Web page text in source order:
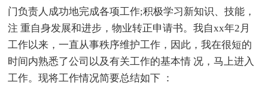
门负责人成功地完成各项工作;积极学习新知识、技能，
注 重自身发展和进步，物业转正申请书。我自xx年2月
工作以来，一直从事秩序维护工作，因此，我在很短的
时间内熟悉了公司以及有关工作的基本情 况，马上进入
工作。现将工作情况简要总结如下 ：